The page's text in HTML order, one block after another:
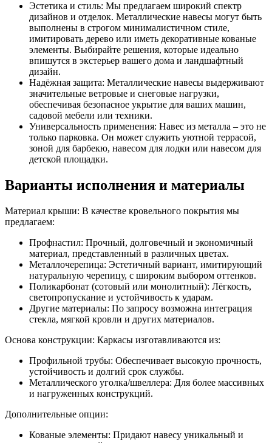
Эстетика и стиль: Мы предлагаем широкий спектр
дизайнов и отделок. Металлические навесы могут быть
выполнены в строгом минималистичном стиле,
имитировать дерево или иметь декоративные кованые
элементы. Выбирайте решения, которые идеально
впишутся в экстерьер вашего дома и ландшафтный
дизайн.
Надёжная защита: Металлические навесы выдерживают
значительные ветровые и снеговые нагрузки,
обеспечивая безопасное укрытие для ваших машин,
садовой мебели или техники.
Универсальность применения: Навес из металла – это не
только парковка. Он может служить уютной террасой,
зоной для барбекю, навесом для лодки или навесом для
детской площадки.
Варианты исполнения и материалы
Материал крыши: В качестве кровельного покрытия мы
предлагаем:
Профнастил: Прочный, долговечный и экономичный
материал, представленный в различных цветах.
Металлочерепица: Эстетичный вариант, имитирующий
натуральную черепицу, с широким выбором оттенков.
Поликарбонат (сотовый или монолитный): Лёгкость,
светопропускание и устойчивость к ударам.
Другие материалы: По запросу возможна интеграция
стекла, мягкой кровли и других материалов.
Основа конструкции: Каркасы изготавливаются из:
Профильной трубы: Обеспечивает высокую прочность,
устойчивость и долгий срок службы.
Металлического уголка/швеллера: Для более массивных
и нагруженных конструкций.
Дополнительные опции:
Кованые элементы: Придают навесу уникальный и